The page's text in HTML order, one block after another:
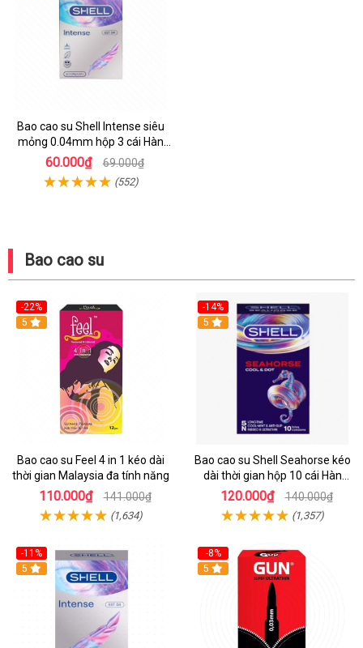
Bao cao su Shell Intense siêu
mỏng 0.04mm hộp 3 cái Hàn
Quốc
60.000₫ 69.000₫
(552)
Bao cao su
-22%
Hot
5
Bao cao su Feel 4 in 1 kéo dài
thời gian Malaysia đa tính năng
110.000₫ 141.000₫
(1,634)
-14%
Hot
5
Bao cao su Shell Seahorse kéo
dài thời gian hộp 10 cái Hàn
Quốc
120.000₫ 140.000₫
(1,357)
-11%
Hot
5
-8%
Hot
5